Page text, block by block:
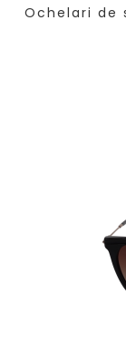
Ochelari de